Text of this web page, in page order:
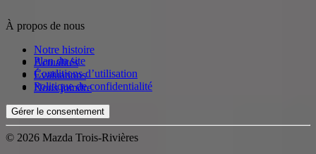
À propos de nous
Notre histoire
Actualités
Évaluations
Nous joindre
Plan du site
Conditions d’utilisation
Politique de confidentialité
Gérer le consentement
© 2026 Mazda Trois-Rivières